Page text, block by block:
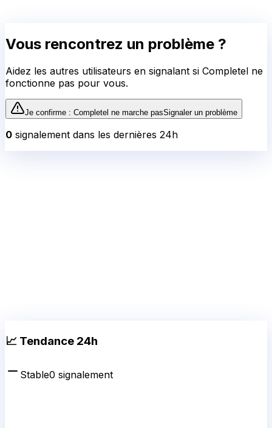
Vous rencontrez un problème ?
Aidez les autres utilisateurs en signalant si Completel ne
fonctionne pas pour vous.
Je confirme : Completel ne marche pasSignaler un problème
0 signalement dans les dernières 24h
📈 Tendance 24h
Stable0 signalement